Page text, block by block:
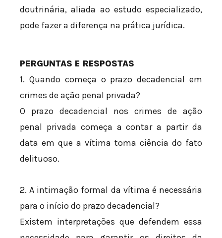
doutrinária, aliada ao estudo especializado,
pode fazer a diferença na prática jurídica.
PERGUNTAS E RESPOSTAS
1. Quando começa o prazo decadencial em
crimes de ação penal privada?
O prazo decadencial nos crimes de ação
penal privada começa a contar a partir da
data em que a vítima toma ciência do fato
delituoso.
2. A intimação formal da vítima é necessária
para o início do prazo decadencial?
Existem interpretações que defendem essa